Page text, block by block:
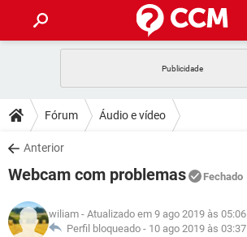
CELULAR
OUTLOOK
INSTAGRAM GMAIL
GUIA DE COMPRAS
DICAS
JOGOS
INSTAGRAM GMAIL
DOWNLOADS
JOGOS WHATSAPP
CELULAR
OUTLOOK EXCEL
JOGOS WHATSAPP
GLOSSÁRIO
Fórum Áudio e vídeo
Anterior
Webcam com problemas Fechado
wiliam - Atualizado em 9 ago 2019 às 05:06
Perfil bloqueado - 10 ago 2019 às 03:37